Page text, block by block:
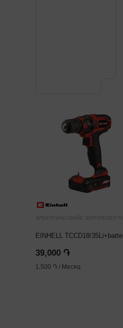
ЭЛЕКТРИЧЕСКИЙЕ ШУРУПОВЕРТЫ
EINHELL TCCD18/
39,000 ֏
1,500 ֏ / Месяц